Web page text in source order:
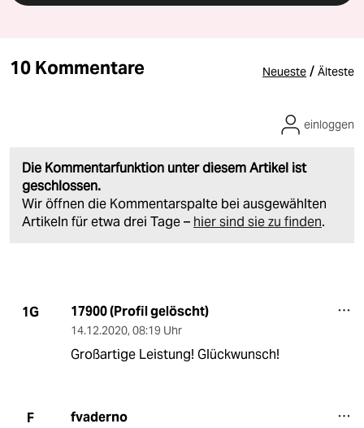
10 Kommentare Neueste / Älteste
Die Kommentarfunktion unter diesem Artikel ist
geschlossen.
Wir öffnen die Kommentarspalte bei ausgewählten
Artikeln für etwa drei Tage – hier sind sie zu finden.
einloggen
1G 17900 (Profil gelöscht)
14.12.2020, 08:19 Uhr
Großartige Leistung! Glückwunsch!
F fvaderno